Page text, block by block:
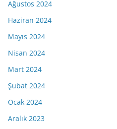
Ağustos 2024
Haziran 2024
Mayıs 2024
Nisan 2024
Mart 2024
Şubat 2024
Ocak 2024
Aralık 2023